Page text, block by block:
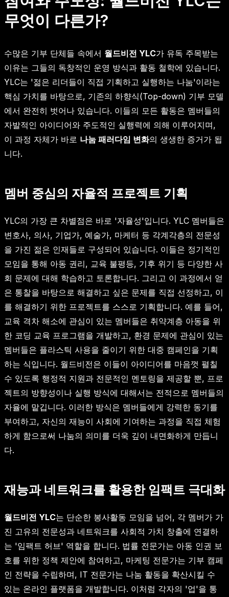
무엇이 다른가?
수많은 기부 단체들 속에서 월드비전 YLC가 유독 주목받는
이유는 그들의 독창적인 운영 방식과 활동 철학에 있습니다.
YLC는 '젊은 리더들이 직접 기획하고 실행하는 나눔'이라는
핵심 가치를 바탕으로, 기존의 하향식(Top-down) 기부 모델
에서 완전히 벗어나 있습니다. 이들의 모든 활동은 멤버들의
자발적인 아이디어와 주도적인 실행력에 의해 이루어지며,
이 과정 자체가 바로 나눔 패러다임 변화의 생생한 증거가 됩
니다.
멤버 중심의 자율적 프로젝트 기획
YLC의 가장 큰 차별점은 바로 '자율성'입니다. YLC 멤버들은
변호사, 의사, 기업가, 예술가, 마케터 등 각계각층의 전문성
을 가진 젊은 인재들로 구성되어 있습니다. 이들은 정기적인
모임을 통해 아동 권리, 교육 불평등, 기후 위기 등 다양한 사
회 문제에 대해 학습하고 토론합니다. 그리고 이 과정에서 얻
은 통찰을 바탕으로 해결하고 싶은 문제를 직접 선정하고, 이
를 해결하기 위한 프로젝트를 스스로 기획합니다. 예를 들어,
교육 격차 해소에 관심이 있는 멤버들은 취약계층 아동을 위
한 코딩 교육 프로그램을 개발하고, 환경 문제에 관심이 있는
멤버들은 플라스틱 사용을 줄이기 위한 대중 캠페인을 기획
하는 식입니다. 월드비전은 이들이 아이디어를 마음껏 펼칠
수 있도록 행정적 지원과 전문적인 멘토링을 제공할 뿐, 프로
젝트의 방향성이나 실행 방식에 대해서는 전적으로 멤버들의
자율에 맡깁니다. 이러한 방식은 멤버들에게 강력한 동기를
부여하고, 자신의 재능이 사회에 기여하는 과정을 직접 체험
하게 함으로써 나눔의 의미를 더욱 깊이 내면화하게 만듭니
다.
재능과 네트워크를 활용한 임팩트 극대화
월드비전 YLC는 단순한 봉사활동 모임을 넘어, 각 멤버가 가
진 고유의 전문성과 네트워크를 사회적 가치 창출에 연결하
는 '임팩트 허브' 역할을 합니다. 법률 전문가는 아동 인권 보
호를 위한 정책 제안에 참여하고, 마케팅 전문가는 기부 캠페
인 전략을 수립하며, IT 전문가는 나눔 활동을 확산시킬 수
있는 온라인 플랫폼을 개발합니다. 이처럼 각자의 '업'을 통